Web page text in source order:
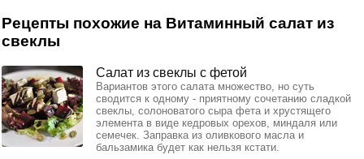
Рецепты похожие на Витаминный салат из
свеклы
Салат из свеклы с фетой
Вариантов этого салата множество, но суть
сводится к одному - приятному сочетанию сладкой
свеклы, солоноватого сыра фета и хрустящего
элемента в виде кедровых орехов, миндаля или
семечек. Заправка из оливкового масла и
бальзамика будет как нельзя кстати.